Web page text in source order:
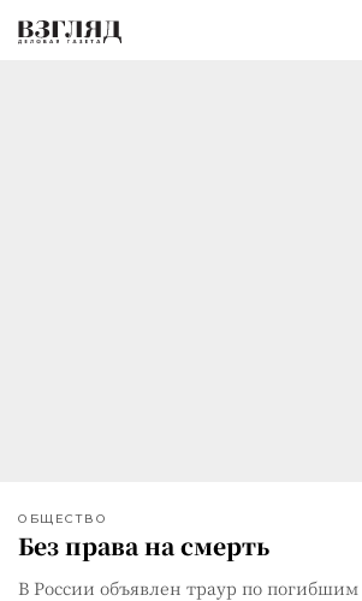
ОБЩЕСТВО
Без права на смерть
В России объявлен траур по погибшим